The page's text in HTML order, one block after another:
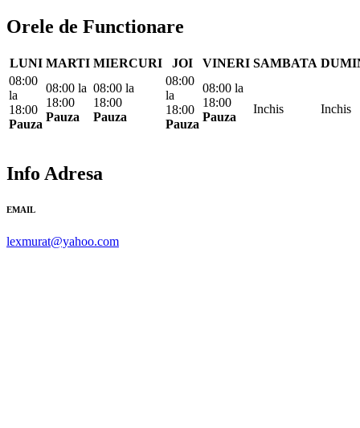
Orele de Functionare
LUNI MARTI MIERCURI JOI VINERI SAMBATA
08:00
la
18:00
Pauza
08:00 la
18:00
Pauza
08:00 la
18:00
Pauza
08:00
la
18:00
Pauza
08:00 la
18:00
Pauza
Inchis Inchis
Info Adresa
EMAIL
lexmurat@yahoo.com